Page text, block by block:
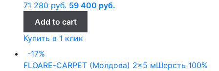
71 280руб. 59 400 руб.
Add to cart
Купить в 1 клик
-17%
FLOARE-CARPET (Молдова) 2x5 мШерсть 100%